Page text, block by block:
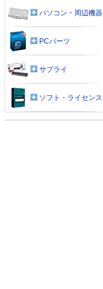
パソコン・周辺機器
PCパーツ
サプライ
ソフト・ライセンス